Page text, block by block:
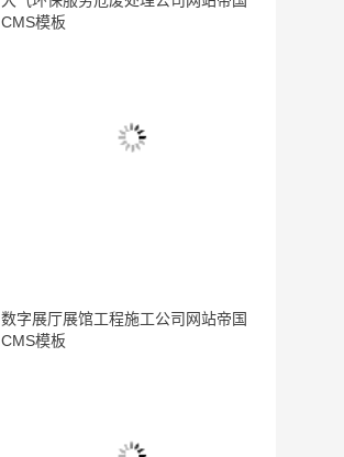
CMS模板
数字展厅展馆工程施工公司网站帝国
CMS模板